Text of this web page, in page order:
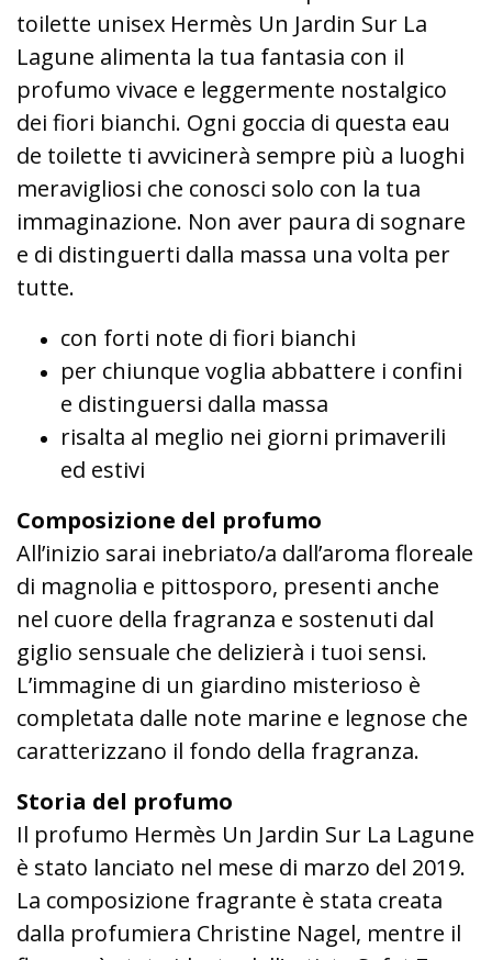
toilette unisex Hermès Un Jardin Sur La
Lagune alimenta la tua fantasia con il
profumo vivace e leggermente nostalgico
dei fiori bianchi. Ogni goccia di questa eau
de toilette ti avvicinerà sempre più a luoghi
meravigliosi che conosci solo con la tua
immaginazione. Non aver paura di sognare
e di distinguerti dalla massa una volta per
tutte.
con forti note di fiori bianchi
per chiunque voglia abbattere i confini
e distinguersi dalla massa
risalta al meglio nei giorni primaverili
ed estivi
Composizione del profumo
All’inizio sarai inebriato/a dall’aroma floreale
di magnolia e pittosporo, presenti anche
nel cuore della fragranza e sostenuti dal
giglio sensuale che delizierà i tuoi sensi.
L’immagine di un giardino misterioso è
completata dalle note marine e legnose che
caratterizzano il fondo della fragranza.
Storia del profumo
Il profumo Hermès Un Jardin Sur La Lagune
è stato lanciato nel mese di marzo del 2019.
La composizione fragrante è stata creata
dalla profumiera Christine Nagel, mentre il